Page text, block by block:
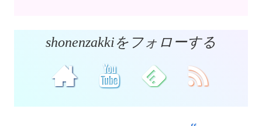
shonenzakkiをフォローする